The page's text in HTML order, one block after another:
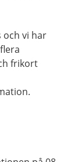
och vi har
frikort